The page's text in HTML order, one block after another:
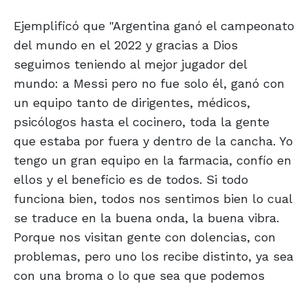
Ejemplificó que "Argentina ganó el campeonato
del mundo en el 2022 y gracias a Dios
seguimos teniendo al mejor jugador del
mundo: a Messi pero no fue solo él, ganó con
un equipo tanto de dirigentes, médicos,
psicólogos hasta el cocinero, toda la gente
que estaba por fuera y dentro de la cancha. Yo
tengo un gran equipo en la farmacia, confío en
ellos y el beneficio es de todos. Si todo
funciona bien, todos nos sentimos bien lo cual
se traduce en la buena onda, la buena vibra.
Porque nos visitan gente con dolencias, con
problemas, pero uno los recibe distinto, ya sea
con una broma o lo que sea que podemos